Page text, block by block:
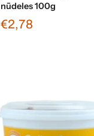
nūdeles 100g
€2,78